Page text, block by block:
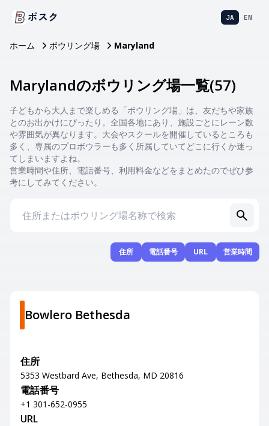
ボスク JA EN
ホーム ボウリング場 Maryland
Marylandのボウリング場一覧(57)
子どもから大人まで楽しめる「ボウリング場」は、友だちや家族
とのお出かけにぴったり。全国各地にあり、施設ごとにレーン数
や雰囲気が異なります。大会やスクールを開催しているところも
多く、専属のプロボウラーも多く所属していてどこに行くか迷っ
てしまいますよね。
営業時間や住所、電話番号、利用料金などをまとめたのでぜひ参
考にしてみてください。
住所 電話番号 URL 営業時間
Bowlero Bethesda
住所
5353 Westbard Ave, Bethesda, MD 20816
電話番号
+1 301-652-0955
URL